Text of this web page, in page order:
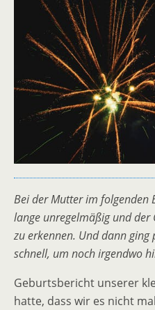
Bei der Mutter im folgenden
lange unregelmäßig und
zu erkennen. Und dann ging
schnell, um noch irgendwo
Geburtsbericht unserer
hatte, dass wir es nicht